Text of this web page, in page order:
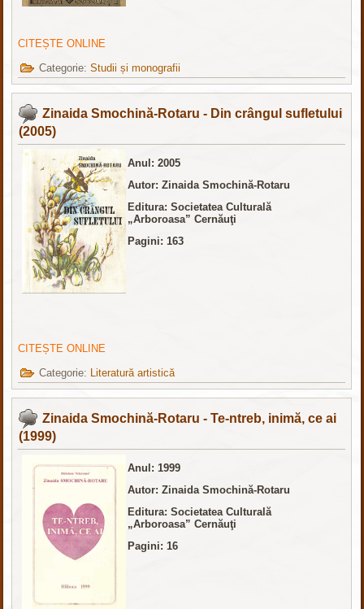
CITEȘTE ONLINE
Categorie:Studii și monografii
Zinaida Smochină-Rotaru - Din crângul sufletului
(2005)
Anul: 2005
Autor: Zinaida Smochină-Rotaru
Editura:Societatea Culturală
„Arboroasa” Cernăuţi
Pagini: 163
CITEȘTE ONLINE
Categorie:
Literatură artistică
Zinaida Smochină-Rotaru - Te-ntreb, inimă, ce ai
(1999)
Anul: 1999
Autor: Zinaida Smochină-Rotaru
Editura:Societatea Culturală
„Arboroasa” Cernăuţi
Pagini: 16